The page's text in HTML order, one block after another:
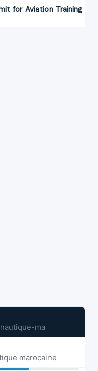
for Aviation Training
ma
marocaine